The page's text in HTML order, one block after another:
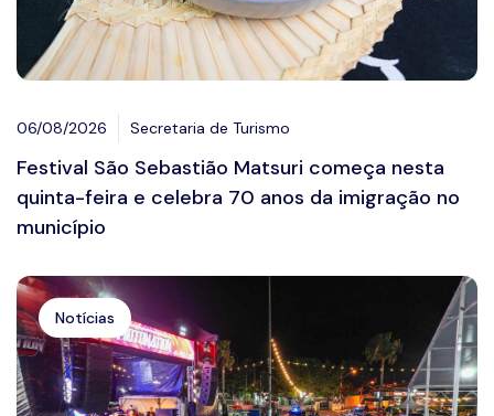
06/08/2026 Secretaria de Turismo
Festival São Sebastião Matsuri começa nesta
quinta-feira e celebra 70 anos da imigração no
município
Notícias